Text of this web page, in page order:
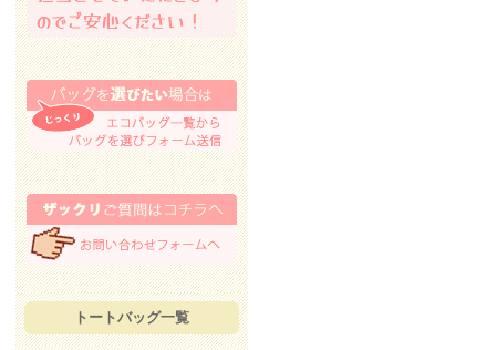
トートバッグ一覧